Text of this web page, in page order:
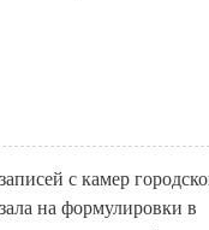
с камер
на формулировки в